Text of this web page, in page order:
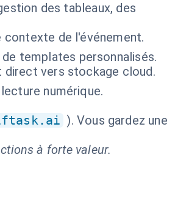
des tableaux, des
contexte de l'événement.
templates personnalisés.
direct vers stockage cloud.
numérique.
). Vous gardez une
à forte valeur.